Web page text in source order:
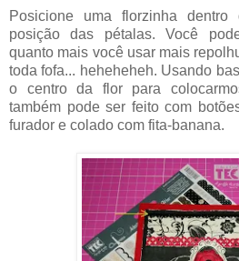
Posicione uma florzinha
posição das pétalas. Você
quanto mais você usar mais
toda fofa... heheheheh. Usando
o centro da flor para
também pode ser feito com
furador e colado com fita-banana.